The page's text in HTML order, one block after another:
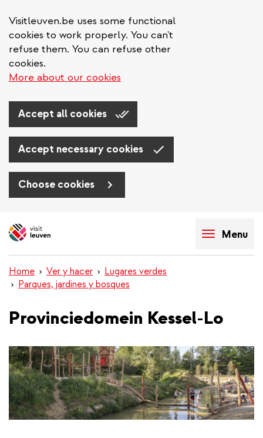
Visitleuven.be uses some functional
cookies to work properly. You can't
refuse them. You can refuse other
cookies.
More about our cookies
Accept all cookies
Accept necessary cookies
Choose cookies
to
Menu
Home Ver y hacer
Lugares verdes
Parques, jardines y bosques
Provinciedomein Kessel-Lo